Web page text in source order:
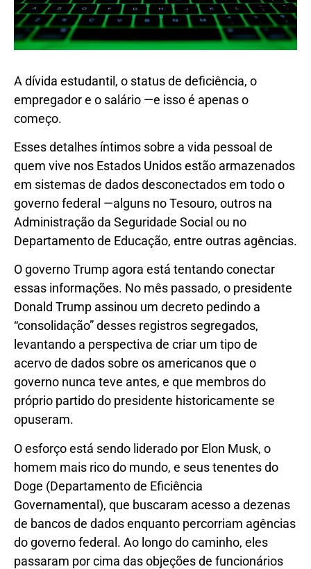
A dívida estudantil, o status de deficiência, o
empregador e o salário —e isso é apenas o
começo.
Esses detalhes íntimos sobre a vida pessoal de
quem vive nos Estados Unidos estão armazenados
em sistemas de dados desconectados em todo o
governo federal —alguns no Tesouro, outros na
Administração da Seguridade Social ou no
Departamento de Educação, entre outras agências.
O governo Trump agora está tentando conectar
essas informações. No mês passado, o presidente
Donald Trump assinou um decreto pedindo a
“consolidação” desses registros segregados,
levantando a perspectiva de criar um tipo de
acervo de dados sobre os americanos que o
governo nunca teve antes, e que membros do
próprio partido do presidente historicamente se
opuseram.
O esforço está sendo liderado por Elon Musk, o
homem mais rico do mundo, e seus tenentes do
Doge (Departamento de Eficiência
Governamental), que buscaram acesso a dezenas
de bancos de dados enquanto percorriam agências
do governo federal. Ao longo do caminho, eles
passaram por cima das objeções de funcionários